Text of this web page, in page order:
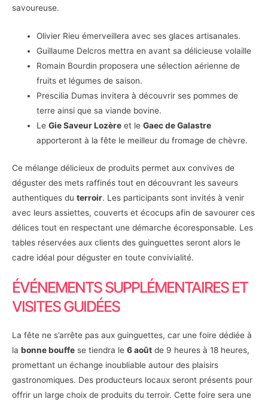
savoureuse.
Olivier Rieu émerveillera avec ses glaces artisanales.
Guillaume Delcros mettra en avant sa délicieuse volaille
Romain Bourdin proposera une sélection aérienne de
fruits et légumes de saison.
Prescilia Dumas invitera à découvrir ses pommes de
terre ainsi que sa viande bovine.
LeGie Saveur Lozère et leGaec de Galastre
apporteront à la fête le meilleur du fromage de chèvre.
Ce mélange délicieux de produits permet aux convives de
déguster des mets raffinés tout en découvrant les saveurs
authentiques du terroir. Les participants sont invités à venir
avec leurs assiettes, couverts et écocups afin de savourer ces
délices tout en respectant une démarche écoresponsable. Les
tables réservées aux clients des guinguettes seront alors le
cadre idéal pour déguster en toute convivialité.
ÉVÉNEMENTS SUPPLÉMENTAIRES ET
VISITES GUIDÉES
La fête ne s’arrête pas aux guinguettes, car une foire dédiée à
la bonne bouffe se tiendra le 6 août de 9 heures à 18 heures,
promettant un échange inoubliable autour des plaisirs
gastronomiques. Des producteurs locaux seront présents pour
offrir un large choix de produits du terroir. Cette foire sera une